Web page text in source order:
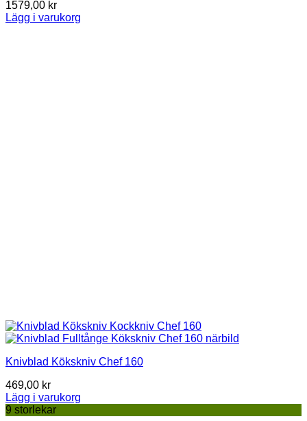
1579,00 kr
Lägg i varukorg
Knivblad Kökskniv Chef 160
469,00 kr
Lägg i varukorg
9 storlekar